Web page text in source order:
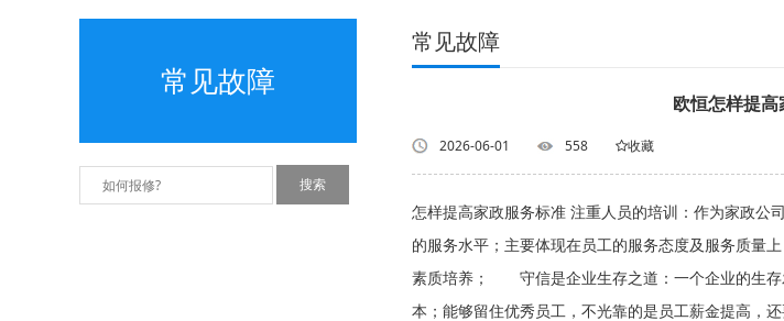
常见故障
常见故障
欧恒怎样提
2026-06-01 558 收藏
怎样提高家政服务标准 注重人员的培训：作为家政公
的服务水平；主要体现在员工的服务态度及服务质量
素质培养； 守信是企业生存之道：一个企业的生存
本；能够留住优秀员工，不光靠的是员工薪金提高，